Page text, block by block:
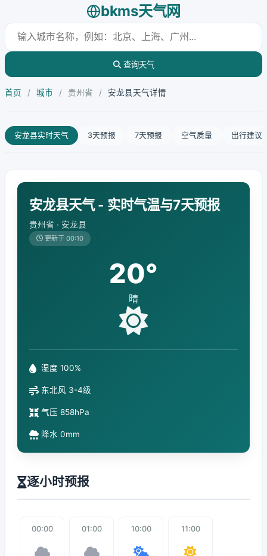
bkms天气网
查询天气
首页 / 城市 / 贵州省 / 安龙县天气详情
安龙县实时天气 3天预报 7天预报 空气质量 出行建议
安龙县天气 - 实时气温与7天预报
贵州省 · 安龙县
更新于 00:10
20°
晴
湿度 100%
东北风 3-4级
气压 858hPa
降水 0mm
逐小时预报
00:00 01:00 10:00 11:00